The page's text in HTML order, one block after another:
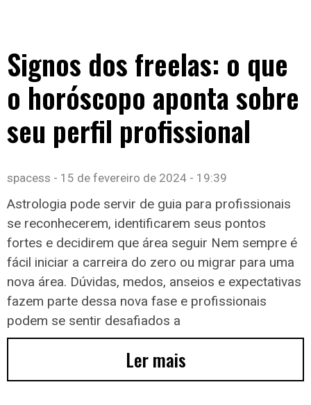
Signos dos freelas: o que
o horóscopo aponta sobre
seu perfil profissional
spacess 15 de fevereiro de 2024 19:39
Astrologia pode servir de guia para profissionais
se reconhecerem, identificarem seus pontos
fortes e decidirem que área seguir Nem sempre é
fácil iniciar a carreira do zero ou migrar para uma
nova área. Dúvidas, medos, anseios e expectativas
fazem parte dessa nova fase e profissionais
podem se sentir desafiados a
Ler mais